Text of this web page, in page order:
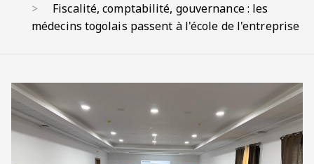
Fiscalité, comptabilité, gouvernance : les
médecins togolais passent à l'école de l'entreprise